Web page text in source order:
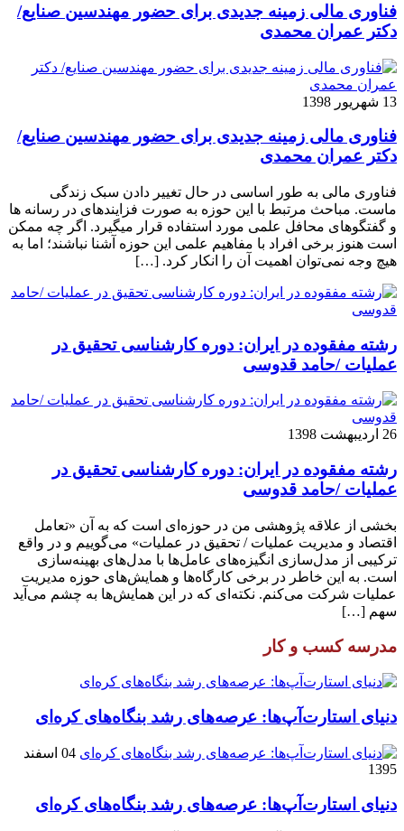
فناوری مالی زمینه جدیدی برای حضور مهندسین صنایع/
دکتر عمران محمدی
13 شهریور 1398
فناوری مالی زمینه جدیدی برای حضور مهندسین صنایع/
دکتر عمران محمدی
فناوری مالی به طور اساسی در حال تغییر دادن سبک زندگی
ماست. مباحث مرتبط با این حوزه به صورت فزاینده­ای در رسانه­ ها
و گفتگوهای محافل علمی مورد استفاده قرار می­گیرد. اگر چه ممکن
است هنوز برخی افراد با مفاهیم علمی این حوزه آشنا نباشند؛ اما به
هیچ وجه نمی‌توان اهمیت آن را انکار کرد. […]
رشته مفقوده در ایران: دوره کارشناسی تحقیق در
عملیات /حامد قدوسی
26 اردیبهشت 1398
رشته مفقوده در ایران: دوره کارشناسی تحقیق در
عملیات /حامد قدوسی
بخشی از علاقه پژوهشی من در حوزه‌ای است که به آن «تعامل
اقتصاد و مدیریت عملیات / تحقیق در عملیات» می‌گوییم و در واقع
ترکیبی از مدل‌سازی انگیزه‌های عامل‌ها با مدل‌های بهینه‌سازی
است. به این خاطر در برخی کارگاه‌ها و همایش‌های حوزه مدیریت
عملیات شرکت می‌کنم. نکته‌ای که در این همایش‌ها به چشم می‌آید
سهم […]
مدرسه کسب و کار
دنیای استارت‌آپ‌ها: عرصه‌های رشد بنگاه‌های کره‌ای‌
04 اسفند
1395
دنیای استارت‌آپ‌ها: عرصه‌های رشد بنگاه‌های کره‌ای‌